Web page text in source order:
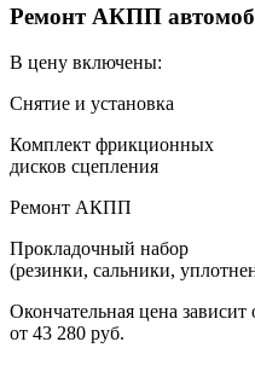
Ремонт АКПП
В цену включены:
Снятие и установка
Комплект фрикционных
дисков сцепления
Ремонт АКПП
Прокладочный набор
(резинки, сальники,
Окончательная цена
от 43 280 руб.